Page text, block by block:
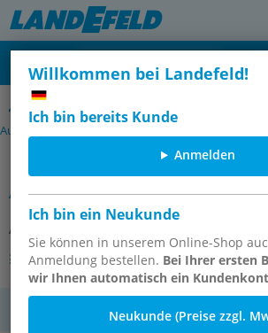
Willkommen bei Landefeld!
Ich bin bereits Kunde
Anmelden
Ich bin ein Neukunde
Sie können in unserem Online-Shop
Anmeldung bestellen. Bei Ihrer ersten
wir Ihnen automatisch ein
Neukunde (Preise zzgl.
Polyurethan-Schlauchsets mit CEJN-
Außengewinde
PUR-Schlauchset, 15
Außengewinde, G 3/8"
Artikelnummer:
Andere Varianten des Artikels